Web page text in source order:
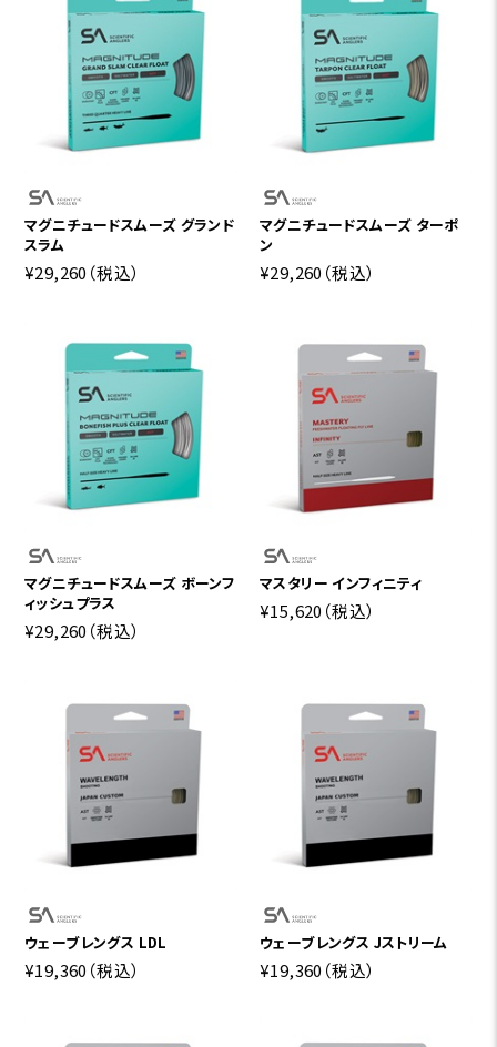
マグニチュードスムーズ グランド
スラム
¥29,260 （税込）
マグニチュードスムーズ ターポ
ン
¥29,260 （税込）
マグニチュードスムーズ ボーンフ
ィッシュプラス
¥29,260 （税込）
マスタリー インフィニティ
¥15,620 （税込）
ウェーブレングス LDL
¥19,360 （税込）
ウェーブレングス Jストリーム
¥19,360 （税込）